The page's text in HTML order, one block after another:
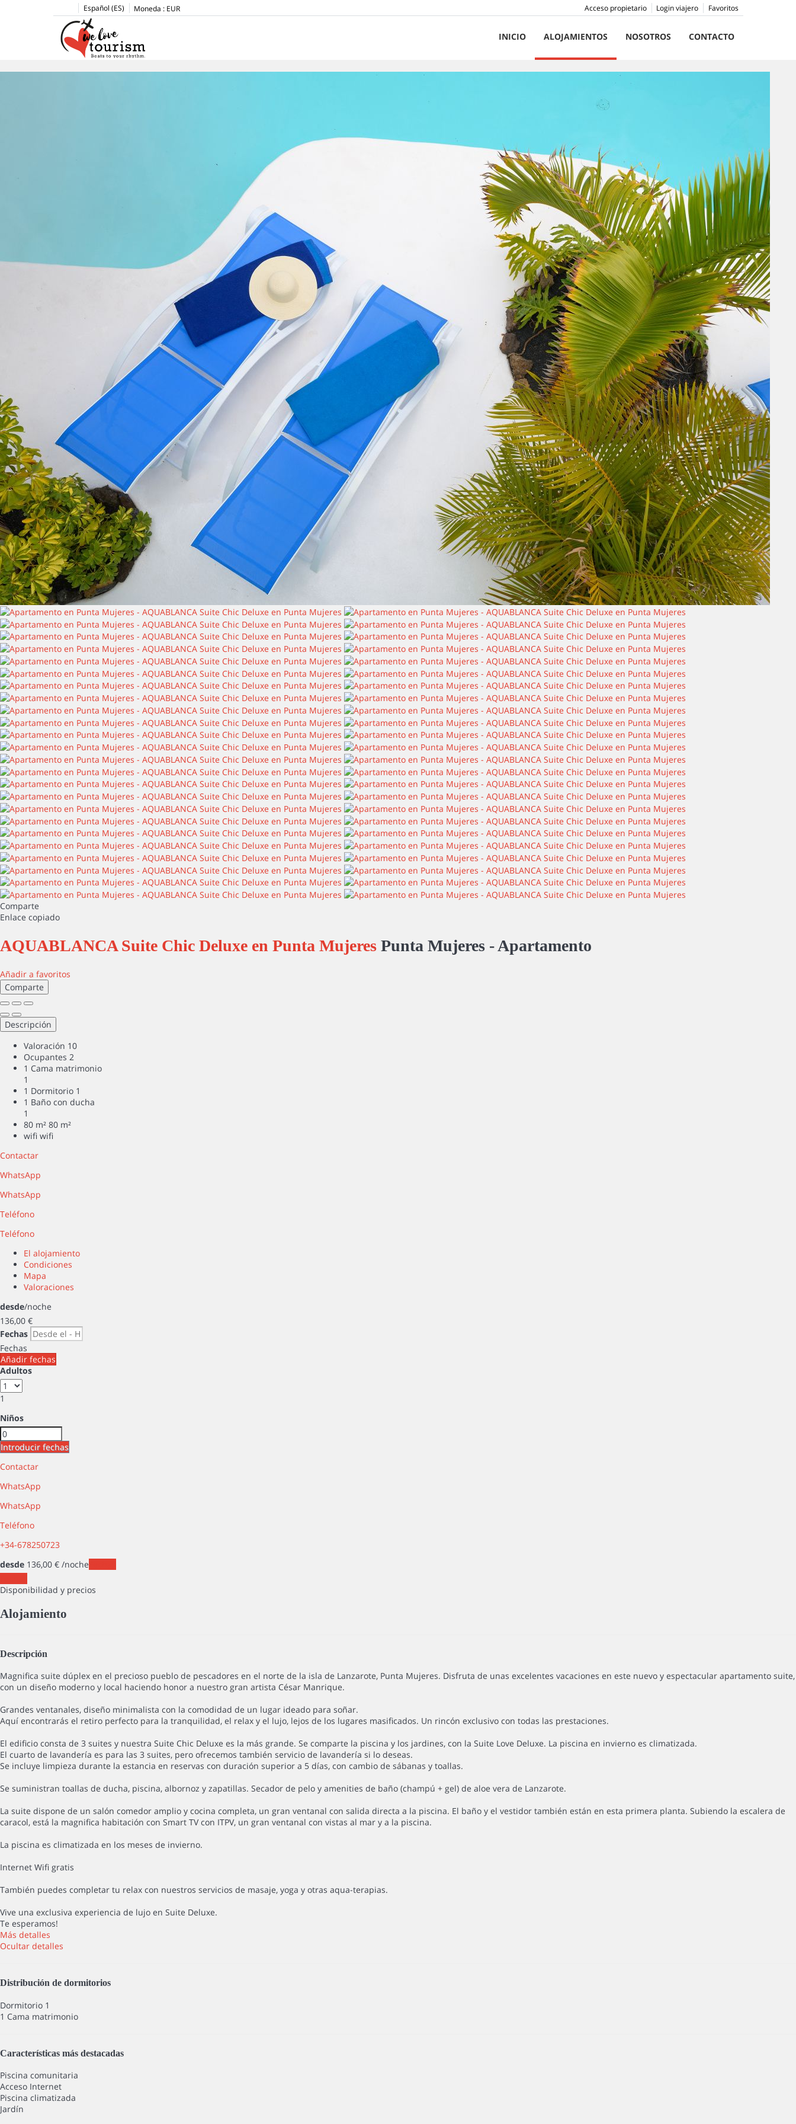
Español (ES) Moneda : EUR Favoritos
Login viajero
Acceso propietario
INICIO ALOJAMIENTOS NOSOTROS CONTACTO
Comparte
Enlace copiado
AQUABLANCA Suite Chic Deluxe en Punta Mujeres Punta Mujeres -Apartamento
Añadir a favoritos
Comparte
Descripción
Valoración 10
Ocupantes 2
1 Cama matrimonio
1
1 Dormitorio 1
1 Baño con ducha
1
80 m² 80 m²
wifi wifi
Contactar
WhatsApp
WhatsApp
Teléfono
Teléfono
El alojamiento
Condiciones
Mapa
Valoraciones
desde/noche
136,00 €
Fechas
Fechas
Añadir fechas
Adultos
1
Niños
Introducir fechas
Contactar
WhatsApp
WhatsApp
Teléfono
+34-678250723
desde 136,00 € /noche
Disponibilidad y precios
Alojamiento
Descripción
Magnifica suite dúplex en el precioso pueblo de pescadores en el norte de la isla de Lanzarote, Punta Mujeres. Disfruta de unas excelentes vacaciones en este nuevo y espectacular apartamento suite,
con un diseño moderno y local haciendo honor a nuestro gran artista César Manrique.
Grandes ventanales, diseño minimalista con la comodidad de un lugar ideado para soñar.
Aquí encontrarás el retiro perfecto para la tranquilidad, el relax y el lujo, lejos de los lugares masificados. Un rincón exclusivo con todas las prestaciones.
El edificio consta de 3 suites y nuestra Suite Chic Deluxe es la más grande. Se comparte la piscina y los jardines, con la Suite Love Deluxe. La piscina en invierno es climatizada.
El cuarto de lavandería es para las 3 suites, pero ofrecemos también servicio de lavandería si lo deseas.
Se incluye limpieza durante la estancia en reservas con duración superior a 5 días, con cambio de sábanas y toallas.
Se suministran toallas de ducha, piscina, albornoz y zapatillas. Secador de pelo y amenities de baño (champú + gel) de aloe vera de Lanzarote.
La suite dispone de un salón comedor amplio y cocina completa, un gran ventanal con salida directa a la piscina. El baño y el vestidor también están en esta primera planta. Subiendo la escalera de
caracol, está la magnifica habitación con Smart TV con ITPV, un gran ventanal con vistas al mar y a la piscina.
La piscina es climatizada en los meses de invierno.
Internet Wifi gratis
También puedes completar tu relax con nuestros servicios de masaje, yoga y otras aqua-terapias.
Vive una exclusiva experiencia de lujo en Suite Deluxe.
Te esperamos!
Más detalles
Ocultar detalles
Distribución de dormitorios
Dormitorio 1
1 Cama matrimonio
Características más destacadas
Piscina comunitaria
Acceso Internet
Piscina climatizada
Jardín